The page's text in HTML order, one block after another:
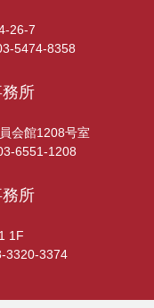
26-7
5474-8358
所
会館1208号室
6551-1208
所
1F
3320-3374